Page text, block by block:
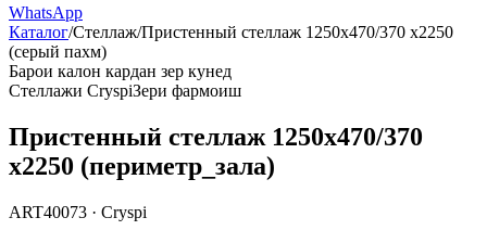
WhatsApp
Каталог/Стеллаж/Пристенный стеллаж 1250х470/370 х2250
(серый пахм)
Барои калон кардан зер кунед
Стеллажи CryspiЗери фармоиш
Пристенный стеллаж 1250х470/370
х2250 (периметр_зала)
ART40073 · Cryspi